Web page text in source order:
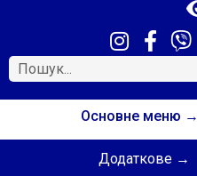
Основне меню →
Додаткове →